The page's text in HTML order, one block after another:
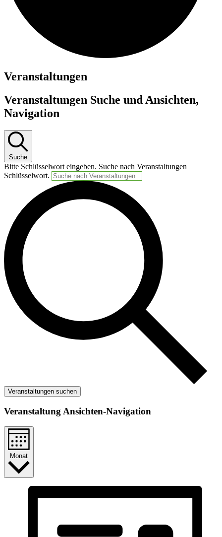
Veranstaltungen
Veranstaltungen Suche und Ansichten,
Navigation
Suche
Bitte Schlüsselwort eingeben. Suche nach Veranstaltungen
Schlüsselwort.
Veranstaltungen suchen
Veranstaltung Ansichten-Navigation
Monat